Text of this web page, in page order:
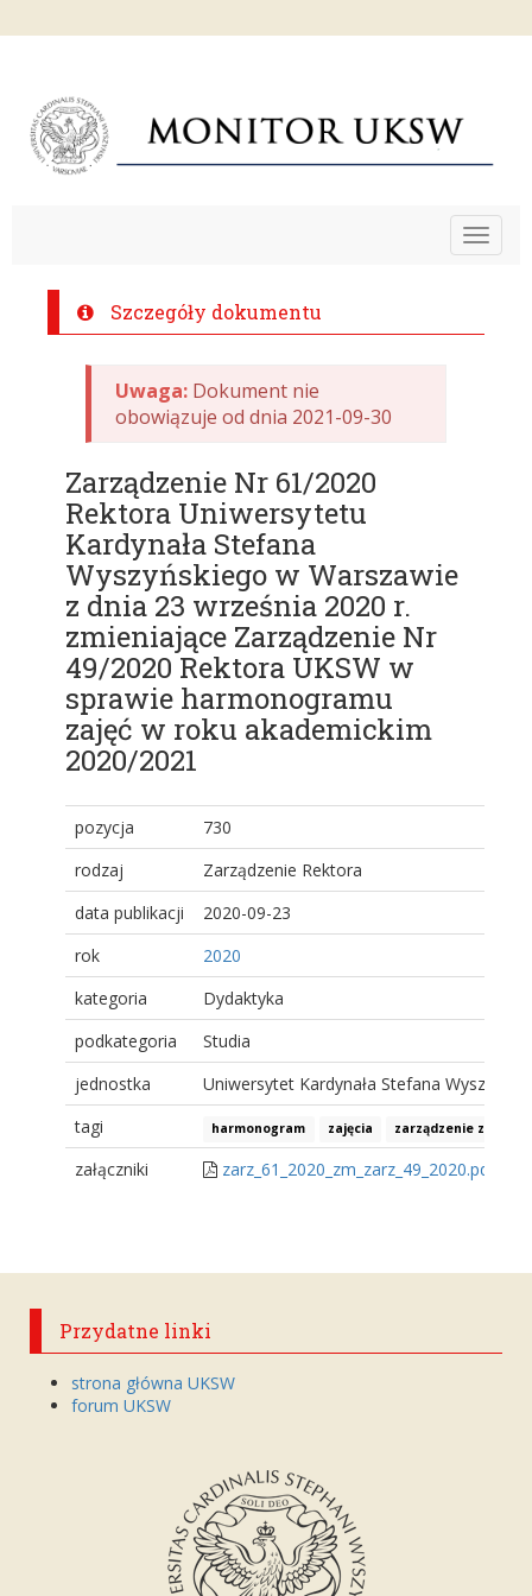
Toggle
Szczegóły dokumentu
Uwaga: Dokument nie
obowiązuje od dnia 2021-09-30
Zarządzenie Nr 61/2020
Rektora Uniwersytetu
Kardynała Stefana
Wyszyńskiego w Warszawie
z dnia 23 września 2020 r.
zmieniające Zarządzenie Nr
49/2020 Rektora UKSW w
sprawie harmonogramu
zajęć w roku akademickim
2020/2021
pozycja
730
rodzaj
Zarządzenie Rektora
data publikacji
2020-09-23
rok
2020
kategoria
Dydaktyka
podkategoria
Studia
jednostka
Uniwersytet Kardynała Stefana
tagi
harmonogram zajęcia zarządzenie
załączniki zarz_61_2020_zm_zarz_49_2020.pdf
Przydatne linki
strona główna UKSW
forum UKSW